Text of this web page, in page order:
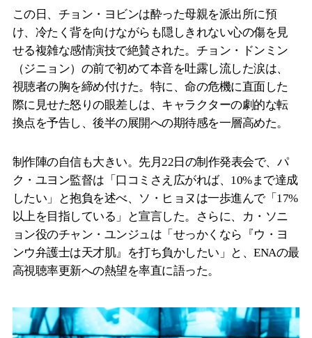
この日、チョン・ヨビンは酔った母親を派出所に預
け、冷たく背を向けながらも隠しきれない心の傷を見
せる複雑な感情演技で絶賛された。チョン・ドンミン
（ジニョン）の前で初めて本音を吐露し流した涙は、
視聴者の胸を締め付けた。特に、命の危機に直面した
際に見せた怒りの眼差しは、キャラクターの劇的な転
換点を予告し、後半の展開への期待感を一層高めた。
制作陣の自信も大きい。先月22日の制作発表会で、パ
ク・ユヨン監督は「口コミさえ広がれば、10%まで達成
したい」と抱負を述べ、ソ・ヒョヌは一歩進んで「17%
以上を目指している」と宣言した。さらに、カ・ソニ
ョン役のチャン・ユンジュは「せっかくなら『ウ・ヨ
ンウ弁護士は天才肌』を打ち負かしたい」と、ENAの最
高視聴率更新への熱望を率直に語った。